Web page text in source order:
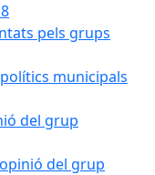
pels grups
municipals
del grup
del grup